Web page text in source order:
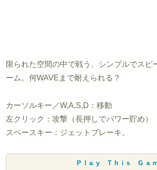
限られた空間の中で戦う、シンプルでスピ
ーム。何WAVEまで耐えられる？
カーソルキー／W,A,S,D：移動
左クリック：攻撃（長押しでパワー貯め）
スペースキー：ジェットブレーキ。
Play This